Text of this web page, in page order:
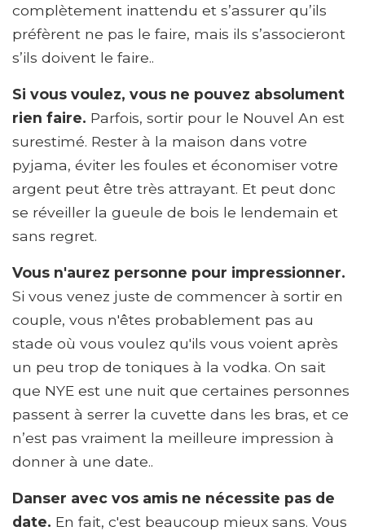
complètement inattendu et s’assurer qu’ils
préfèrent ne pas le faire, mais ils s’associeront
s’ils doivent le faire..
Si vous voulez, vous ne pouvez absolument
rien faire. Parfois, sortir pour le Nouvel An est
surestimé. Rester à la maison dans votre
pyjama, éviter les foules et économiser votre
argent peut être très attrayant. Et peut donc
se réveiller la gueule de bois le lendemain et
sans regret.
Vous n'aurez personne pour impressionner.
Si vous venez juste de commencer à sortir en
couple, vous n'êtes probablement pas au
stade où vous voulez qu'ils vous voient après
un peu trop de toniques à la vodka. On sait
que NYE est une nuit que certaines personnes
passent à serrer la cuvette dans les bras, et ce
n’est pas vraiment la meilleure impression à
donner à une date..
Danser avec vos amis ne nécessite pas de
date. En fait, c'est beaucoup mieux sans. Vous